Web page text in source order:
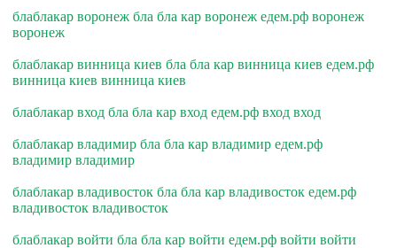
блаблакар воронеж бла бла кар воронеж едем.рф воронеж
воронеж
блаблакар винница киев бла бла кар винница киев едем.рф
винница киев винница киев
блаблакар вход бла бла кар вход едем.рф вход вход
блаблакар владимир бла бла кар владимир едем.рф
владимир владимир
блаблакар владивосток бла бла кар владивосток едем.рф
владивосток владивосток
блаблакар войти бла бла кар войти едем.рф войти войти